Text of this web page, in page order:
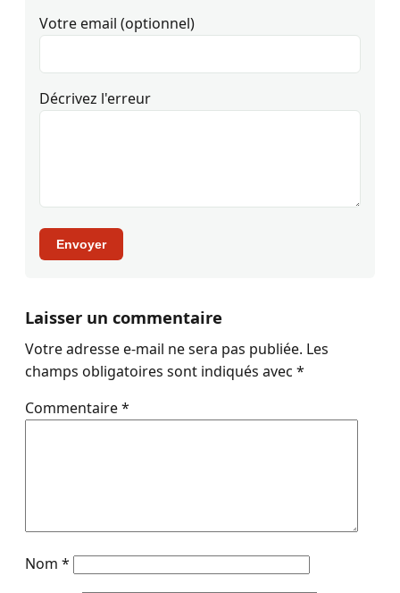
Votre email (optionnel)
Décrivez l'erreur
Envoyer
Laisser un commentaire
Votre adresse e-mail ne sera pas publiée. Les
champs obligatoires sont indiqués avec *
Commentaire*
Nom *